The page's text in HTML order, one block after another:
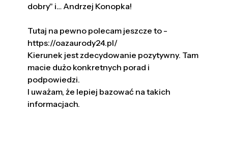
dobry" i… Andrzej Konopka!
Tutaj na pewno polecam jeszcze to -
https://oazaurody24.pl/
Kierunek jest zdecydowanie pozytywny. Tam
macie dużo konkretnych porad i
podpowiedzi.
I uważam, że lepiej bazować na takich
informacjach.